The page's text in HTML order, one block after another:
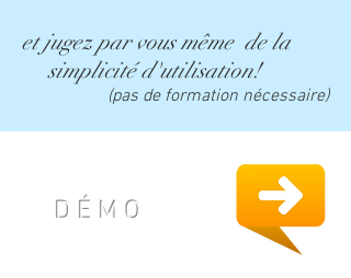
et jugez par vous même de la
simplicité d'utilisation!
(pas de formation nécessaire)
D É M O